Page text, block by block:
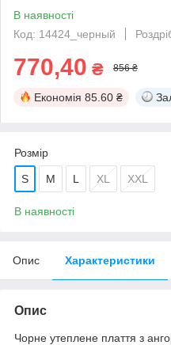
В наявності
Код: 14424_черный
770,40 ₴ 856 ₴
Економія 85.60 ₴
Розмір
S M L XL XXL
В наявності
Опис Характеристики
Опис
Чорне утеплене плаття з